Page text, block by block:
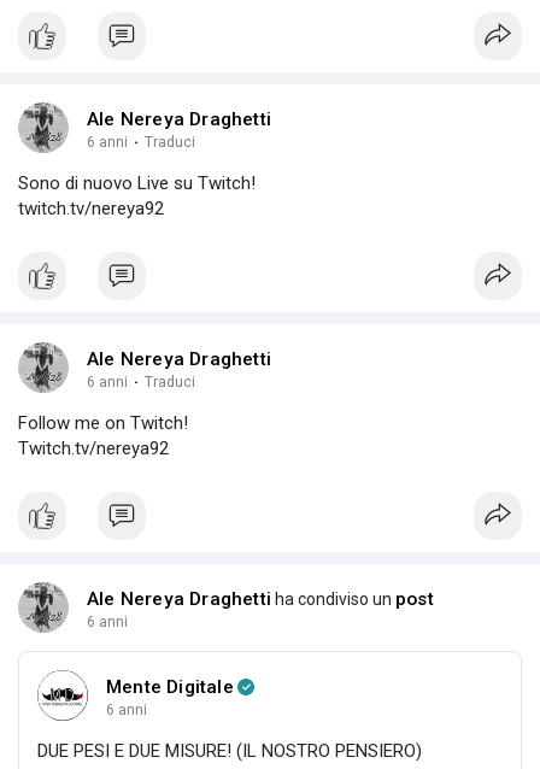
Ale Nereya Draghetti
6 anni · Traduci
Sono di nuovo Live su Twitch!
twitch.tv/nereya92
Ale Nereya Draghetti
6 anni · Traduci
Follow me on Twitch!
Twitch.tv/nereya92
Ale Nereya Draghetti ha condiviso un post
6 anni
Mente Digitale
6 anni
DUE PESI E DUE MISURE! (IL NOSTRO PENSIERO)